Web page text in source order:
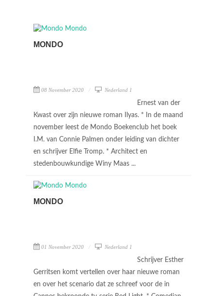
MONDO
08 November 2020 Nederland 1
Ernest van der
Kwast over zijn nieuwe roman Ilyas. * In de maand
november leest de Mondo Boekenclub het boek
I.M. van Connie Palmen onder leiding van dichter
en schrijver Elfie Tromp. * Architect en
stedenbouwkundige Winy Maas ...
MONDO
01 November 2020 Nederland 1
Schrijver Esther
Gerritsen komt vertellen over haar nieuwe roman
en over het scenario dat ze schreef voor de in